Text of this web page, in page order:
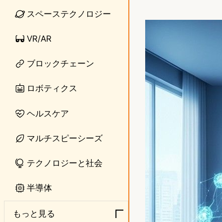
スペーステクノロジー
VR/AR
ブロックチェーン
ロボティクス
ヘルスケア
マルチスピーシーズ
テクノロジーと社会
半導体
もっと見る
d